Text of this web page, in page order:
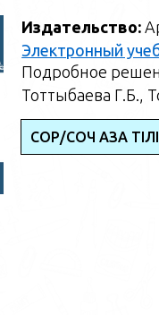
Издательство:
Электронный
Подробное
Тоттыбаева Г.Б.,
СОР/СОЧ ҚАЗАҚ